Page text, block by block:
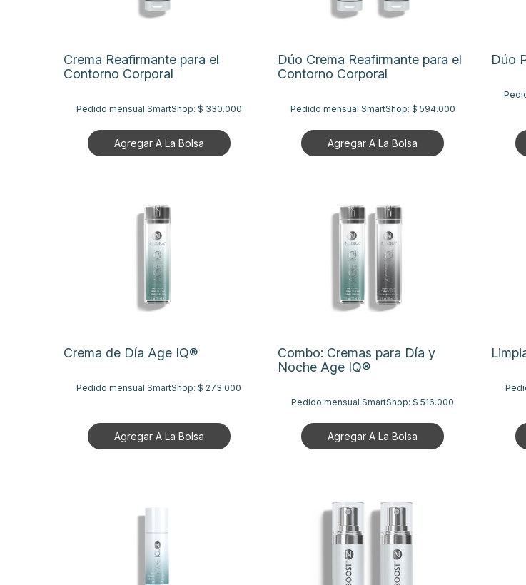
Crema Reafirmante para el
Contorno Corporal
Pedido mensual SmartShop: $ 330.000
Agregar A La Bolsa
Dúo Crema Reafirmante para el
Contorno Corporal
Pedido mensual SmartShop: $ 594.000
Agregar A La Bolsa
Dúo
Crema de Día Age IQ®
Pedido mensual SmartShop:$ 273.000
Agregar A La Bolsa
Combo: Cremas para Día y
Noche Age IQ®
Pedido mensual SmartShop:$ 516.000
Agregar A La Bolsa